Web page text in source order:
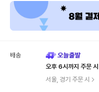
배송
오후 6시까지 주문 시
서울, 경기 주문 시